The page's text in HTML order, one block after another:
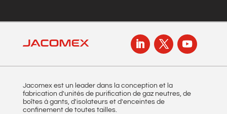
Jacomex est un leader dans la conception et la
fabrication d'unités de purification de gaz neutres, de
boîtes à gants, d'isolateurs et d'enceintes de
confinement de toutes tailles.